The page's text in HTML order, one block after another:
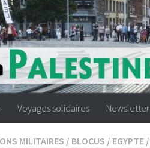
Voyages solidaires Newsletter
MILITAIRES / BLOCUS / EGYPTE /